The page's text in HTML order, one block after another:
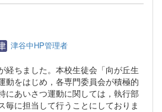
津谷中HP管理者
経ちました。本校生徒会「向が丘生
動をはじめ，各専門委員会が積極的
にあいさつ運動に関しては，執行部
毎に担当して行うことにしておりま